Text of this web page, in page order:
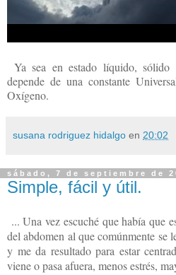
Ya sea en estado líquido, sólido
depende de una constante
Oxígeno.
susana rodriguez hidalgo en 20:02
sábado, 7 de septiembre de
Simple, fácil y útil.
... Una vez escuché que había que
del abdomen al que comúnmente se
y me da resultado para estar
viene o pasa afuera, menos estrés,